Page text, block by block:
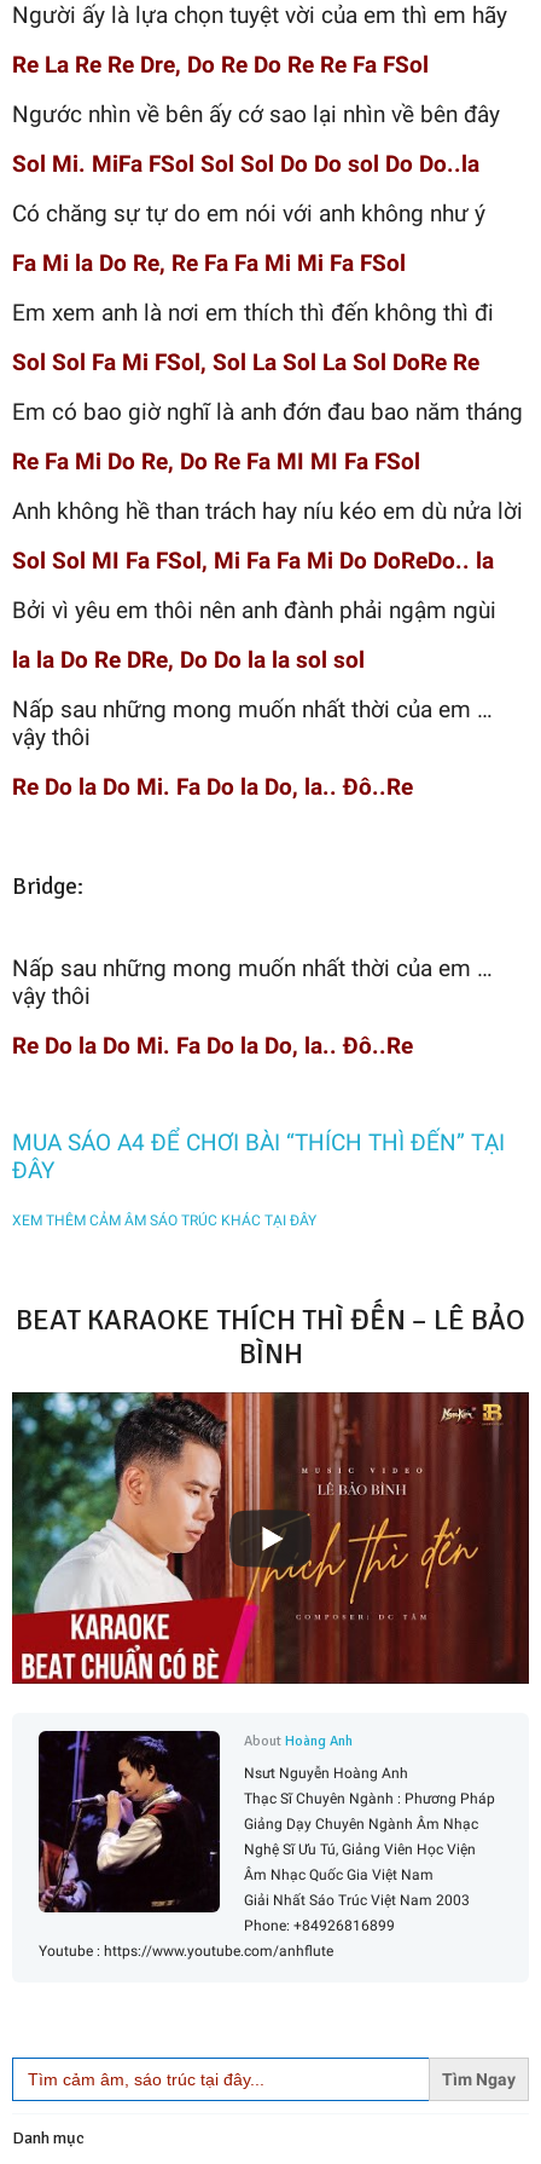
Người ấy là lựa chọn tuyệt vời của em thì em hãy
Re La Re Re Dre, Do Re Do Re Re Fa FSol
Ngước nhìn về bên ấy cớ sao lại nhìn về bên đây
Sol Mi. MiFa FSol Sol Sol Do Do sol Do Do..la
Có chăng sự tự do em nói với anh không như ý
Fa Mi la Do Re, Re Fa Fa Mi Mi Fa FSol
Em xem anh là nơi em thích thì đến không thì đi
Sol Sol Fa Mi FSol, Sol La Sol La Sol DoRe Re
Em có bao giờ nghĩ là anh đớn đau bao năm tháng
Re Fa Mi Do Re, Do Re Fa MI MI Fa FSol
Anh không hề than trách hay níu kéo em dù nửa lời
Sol Sol MI Fa FSol, Mi Fa Fa Mi Do DoReDo.. la
Bởi vì yêu em thôi nên anh đành phải ngậm ngùi
la la Do Re DRe, Do Do la la sol sol
Nấp sau những mong muốn nhất thời của em …
vậy thôi
Re Do la Do Mi. Fa Do la Do, la.. Đô..Re
Bridge:
Nấp sau những mong muốn nhất thời của em …
vậy thôi
Re Do la Do Mi. Fa Do la Do, la.. Đô..Re
MUA SÁO A4 ĐỂ CHƠI BÀI “THÍCH THÌ ĐẾN” TẠI
ĐÂY
XEM THÊM CẢM ÂM SÁO TRÚC KHÁC TẠI ĐÂY
BEAT KARAOKE THÍCH THÌ ĐẾN – LÊ BẢO
BÌNH
AboutHoàng Anh
Nsưt Nguyễn Hoàng Anh
Thạc Sĩ Chuyên Ngành : Phương Pháp
Giảng Dạy Chuyên Ngành Âm Nhạc
Nghệ Sĩ Ưu Tú, Giảng Viên Học Viện
Âm Nhạc Quốc Gia Việt Nam
Giải Nhất Sáo Trúc Việt Nam 2003
Phone: +84926816899
Youtube : https://www.youtube.com/anhflute
Search
for:
Danh mục